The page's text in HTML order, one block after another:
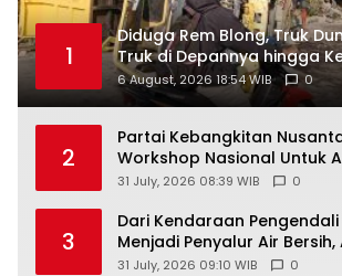
1
Diduga Rem Blong, Truk
Truk di Depannya hingga
Terguling di Patuk
6 August, 2026 18:54 WIB 0
2
Partai Kebangkitan
Workshop Nasional Untuk
Kabupaten/Kota di
31 July, 2026 08:39 WIB 0
3
Dari Kendaraan
Menjadi Penyalur Air Bersih,
Gunungkidul Bantu Warga
31 July, 2026 09:10 WIB 0